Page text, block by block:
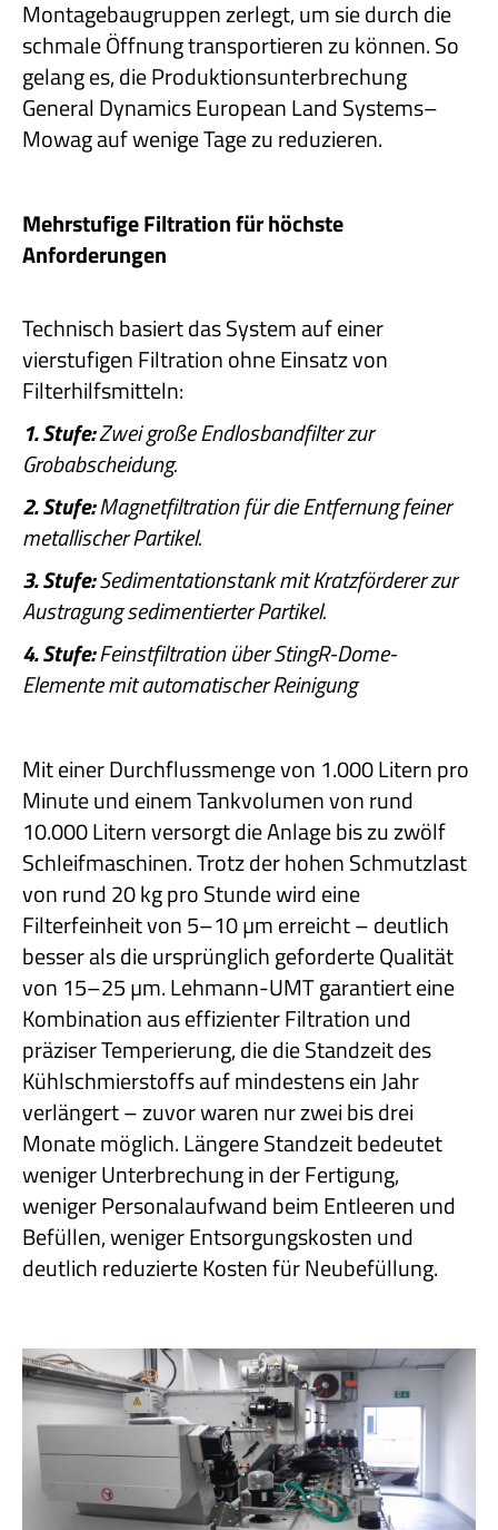
Montagebaugruppen zerlegt, um sie durch die
schmale Öffnung transportieren zu können. So
gelang es, die Produktionsunterbrechung
General Dynamics European Land Systems–
Mowag auf wenige Tage zu reduzieren.
Mehrstufige Filtration für höchste
Anforderungen
Technisch basiert das System auf einer
vierstufigen Filtration ohne Einsatz von
Filterhilfsmitteln:
1. Stufe:Zwei große Endlosbandfilter zur
Grobabscheidung.
2. Stufe:Magnetfiltration für die Entfernung feiner
metallischer Partikel.
3. Stufe:Sedimentationstank mit Kratzförderer zur
Austragung sedimentierter Partikel.
4. Stufe:Feinstfiltration über StingR-Dome-
Elemente mit automatischer Reinigung
Mit einer Durchflussmenge von 1.000 Litern pro
Minute und einem Tankvolumen von rund
10.000 Litern versorgt die Anlage bis zu zwölf
Schleifmaschinen. Trotz der hohen Schmutzlast
von rund 20 kg pro Stunde wird eine
Filterfeinheit von 5–10 µm erreicht – deutlich
besser als die ursprünglich geforderte Qualität
von 15–25 µm. Lehmann-UMT garantiert eine
Kombination aus effizienter Filtration und
präziser Temperierung, die die Standzeit des
Kühlschmierstoffs auf mindestens ein Jahr
verlängert – zuvor waren nur zwei bis drei
Monate möglich. Längere Standzeit bedeutet
weniger Unterbrechung in der Fertigung,
weniger Personalaufwand beim Entleeren und
Befüllen, weniger Entsorgungskosten und
deutlich reduzierte Kosten für Neubefüllung.